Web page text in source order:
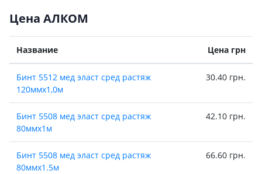
Цена АЛКОМ
Название Цена грн
Бинт 5512 мед эласт сред растяж
120ммх1,0м
30.40 грн.
Бинт 5508 мед эласт сред растяж
80ммх1м
42.10 грн.
Бинт 5508 мед эласт сред растяж
80ммх1.5м
66.60 грн.